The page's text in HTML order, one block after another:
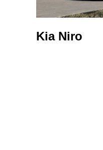
Kia Niro